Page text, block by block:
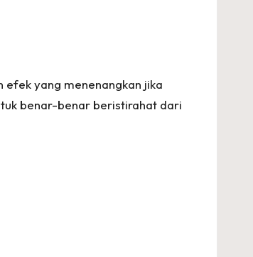
efek yang menenangkan jika
benar-benar beristirahat dari